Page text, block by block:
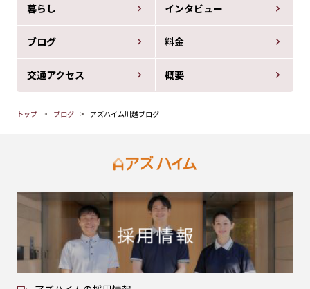
暮らし インタビュー
ブログ 料金
交通アクセス 概要
トップ ブログ アズハイム川越ブログ